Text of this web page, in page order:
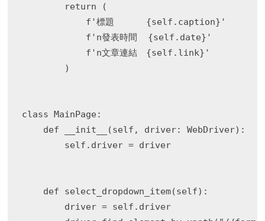
        return (
            f'標題      {self.caption}'
            f'n發表時間  {self.date}'
            f'n文章連結　{self.link}'
        )
class MainPage:
    def __init__(self, driver: WebDriver):
        self.driver = driver
    def select_dropdown_item(self):
        driver = self.driver